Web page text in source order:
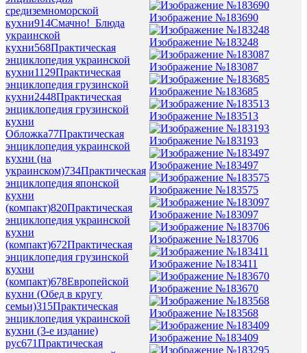
средиземноморской
кухни914Смачно!_Блюда
украинской
кухни568Практическая
энциклопедия украинской
кухни1129Практическая
энциклопедия грузинской
кухни2448Практическая
энциклопедия грузинской
кухни
Обложка77Практическая
энциклопедия украинской
кухни (на
украинском)734Практическая
энциклопедия японской
кухни
(компакт)820Практическая
энциклопедия украинской
кухни
(компакт)672Практическая
энциклопедия грузинской
кухни
(компакт)678Европейской
кухни (Обед в кругу
семьи)315Практическая
энциклопедия украинской
кухни (3-е издание)
рус671Практическая
Изображение №183690
Изображение №183248
Изображение №183087
Изображение №183685
Изображение №183513
Изображение №183193
Изображение №183497
Изображение №183575
Изображение №183097
Изображение №183706
Изображение №183411
Изображение №183670
Изображение №183568
Изображение №183409